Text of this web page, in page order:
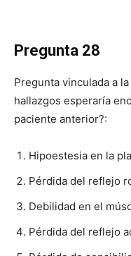
Pregunta 28
Pregunta vinculada a
hallazgos esperaría
paciente anterior?:
Hipoestesia en la
Pérdida del reflejo
Debilidad en el
Pérdida del reflejo